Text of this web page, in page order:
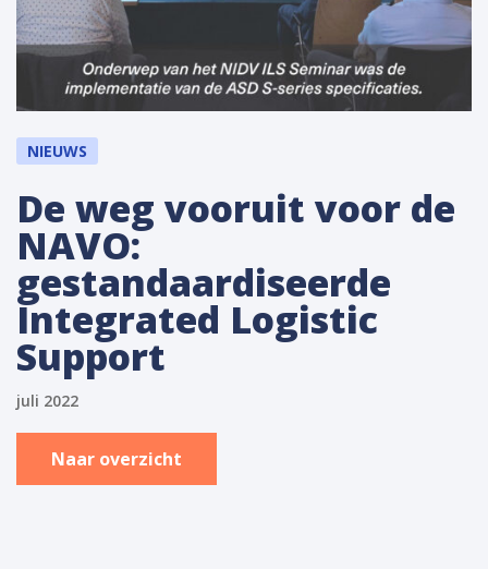
NIEUWS
De weg vooruit voor de
NAVO:
gestandaardiseerde
Integrated Logistic
Support
juli 2022
Naar overzicht